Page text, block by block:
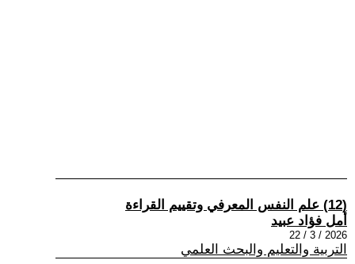
(12) علم النفس المعرفي وتقييم القراءة
أمل فؤاد عبيد
2026 / 3 / 22
التربية والتعليم والبحث العلمي